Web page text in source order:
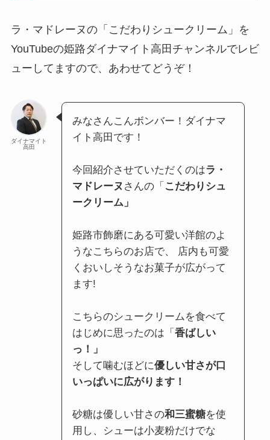
ラ・マドレーヌの「こだわりシュークリーム」を
YouTubeの姫路ダイナマイト高田チャンネルでレビ
ューしてますので、あわせてどうぞ！
ダイナマイト
高田
みなさんこんボンバー！ダイナマ
イト高田です！
今回紹介させていただくのはラ・
マドレーヌ さんの「 こだわりシュ
ークリーム」
姫路市飾磨にある可愛い洋館のよ
うなこちらのお店で、 店内も可愛
くおいしそうなお菓子が広がって
ます!
こちらのシュークリームを食べて
はじめに思ったのは「 香ばしい
っ！」
そして噛むほどに優しい甘さが口
いっぱいに広がります！
砂糖は優しい甘さの和三蜜糖を使
用し、シューは小麦粉だけでな